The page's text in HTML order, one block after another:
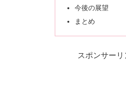
今後の展望
まとめ
スポンサーリ